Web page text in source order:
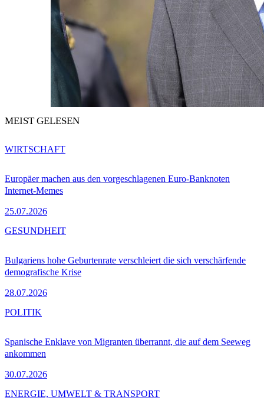
MEIST GELESEN
Europäer machen aus den vorgeschlagenen Euro-Banknoten
Internet-Memes
25.07.2026
WIRTSCHAFT
Bulgariens hohe Geburtenrate verschleiert die sich verschärfende
demografische Krise
28.07.2026
GESUNDHEIT
Spanische Enklave von Migranten überrannt, die auf dem Seeweg
ankommen
30.07.2026
POLITIK
ENERGIE, UMWELT & TRANSPORT